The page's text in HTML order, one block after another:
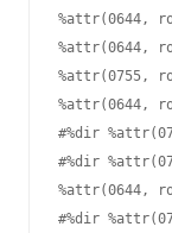
%attr(0644,
%attr(0644,
%attr(0755,
%attr(0644,
#%dir
#%dir
%attr(0644,
#%dir